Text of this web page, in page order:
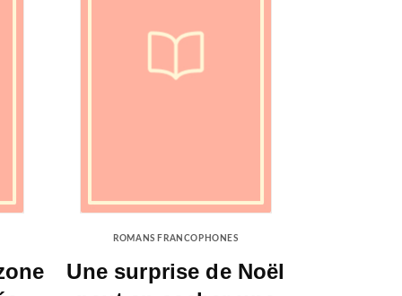
ROMANS FRANCOPHONES
Une surprise de Noël